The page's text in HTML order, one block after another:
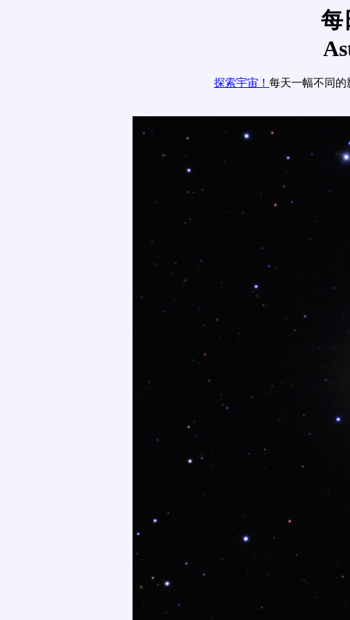
每
探索宇宙！ 每天一幅不同的